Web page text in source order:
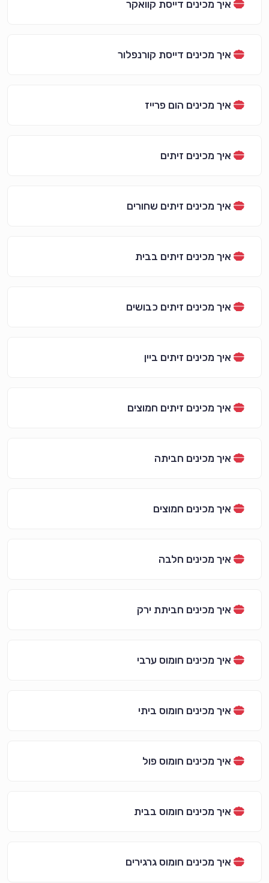
איך מכינים דייסת קוואקר
איך מכינים דייסת קורנפלור
איך מכינים הום פרייז
איך מכינים זיתים
איך מכינים זיתים שחורים
איך מכינים זיתים בבית
איך מכינים זיתים כבושים
איך מכינים זיתים ביין
איך מכינים זיתים חמוצים
איך מכינים חביתה
איך מכינים חמוצים
איך מכינים חלבה
איך מכינים חביתת ירק
איך מכינים חומוס ערבי
איך מכינים חומוס ביתי
איך מכינים חומוס פול
איך מכינים חומוס בבית
איך מכינים חומוס גרגירים